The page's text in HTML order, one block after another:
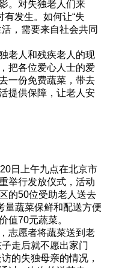
。对失独老人们来
有发生。如何让“失
，需要来自社会共同
老人和残疾老人的现
把各位爱心人士的爱
一份免费蔬菜，带去
提供保障，让老人安
日上午九点在北京市
举行发放仪式，活动
的50位受助老人送去
量蔬菜保鲜和配送方便
值70元蔬菜。
志愿者将蔬菜送到老
走后就不愿出家门
的失独母亲的情况，